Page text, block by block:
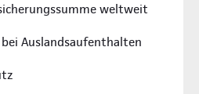
weltweit
Auslandsaufenthalten